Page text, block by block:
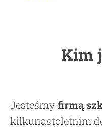
Kim
Jesteśmyfirmą
kilkunastoletnim